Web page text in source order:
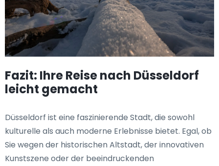
Fazit: Ihre Reise nach Düsseldorf
leicht gemacht
Düsseldorf ist eine faszinierende Stadt, die sowohl
kulturelle als auch moderne Erlebnisse bietet. Egal, ob
Sie wegen der historischen Altstadt, der innovativen
Kunstszene oder der beeindruckenden